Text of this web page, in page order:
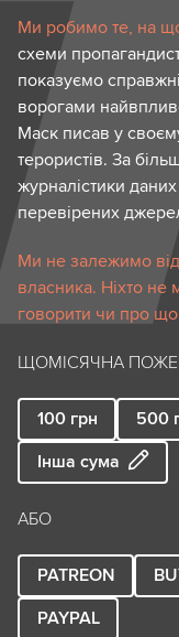
Ми робимо те, на
схеми
показуємо
ворогами
Маск писав у
терористів. За
журналістики даних
перевірених
Ми не залежимо
власника. Ніхто
говорити чи про
ЩОМІСЯЧНА
100 грн 500
Інша сума
АБО
PATREON
PAYPAL